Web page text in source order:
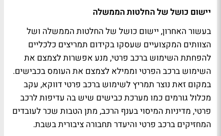
יישום כושל של החלטות הממשלה
בעשור האחרון, יישום כושל של החלטות הממשלה ושל
הצוותים המקצועיים שעסקו בקידום תמריצים כלכליים
להפחתת השימוש ברכב פרטי, מנע אפשרות לצמצם את
השימוש ברכב הפרטי וממילא לצמצם את העומס בכבישים.
במקום זאת נוצר תמריץ לשימוש ברכב פרטי דווקא, עקב
מכלול גורמים כמו מערכת כבישים שיש בה עדיפות לרכב
פרטי, מדיניות המיסוי בענף הרכב, מתן הטבות שכר לעובדים
המחזיקים ברכב פרטי והיעדר תחבורה ציבורית בשבת.